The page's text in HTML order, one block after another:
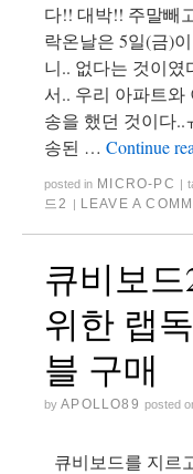
다!! 대박!! 주말빼
락온날은 5일(금)
니.. 없다는 것이였
서.. 우리 아파트와
송을 했던 것이다..
송된 … Continue
posted in MICRO-PC |
드2
| LEAVE A
큐비보드
위한 랩
블 구매
by APOLLO89 posted
큐비보드를 지르